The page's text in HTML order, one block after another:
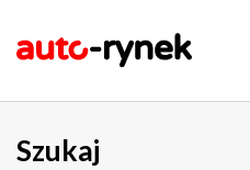
Szukaj